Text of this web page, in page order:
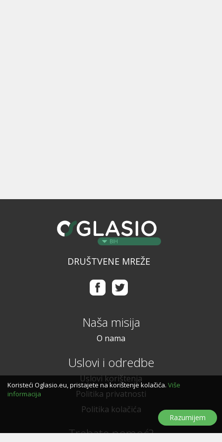
BIH
DRUŠTVENE MREŽE
Naša misija
O nama
Uslovi i odredbe
Uslovi korištenja
Politika privatnosti
Politika kolačića
Trebate pomoć?
Koristeći Oglasio.eu, pristajete na korištenje kolačića. Više
informacija
Razumijem